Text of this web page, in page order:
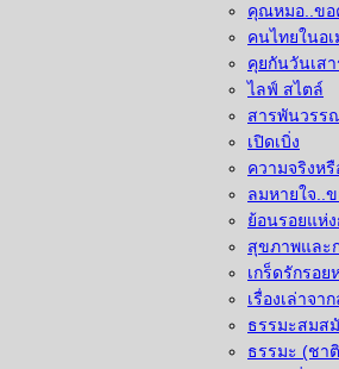
คุณหมอ..ขอ
คนไทยในอเ
คุยกันวันเสา
ไลฟ์ สไตล์
สารพันวรร
เปิดเบิ่ง
ความจริงห
ลมหายใจ..
ย้อนรอยแห่ง
สุขภาพและ
เกร็ดรักรอย
เรื่องเล่าจา
ธรรมะสมส
ธรรมะ (ชา